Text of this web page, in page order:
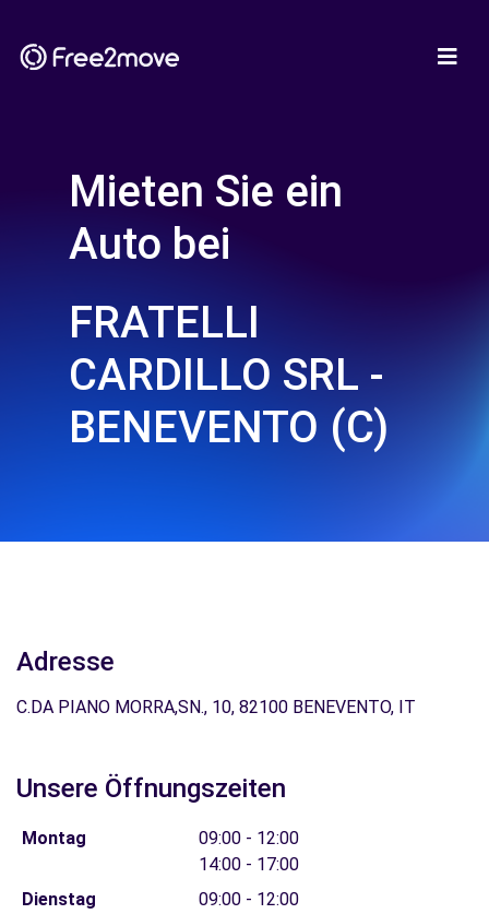
Mieten Sie ein
Auto bei
FRATELLI
CARDILLO SRL -
BENEVENTO (C)
Adresse
C.DA PIANO MORRA,SN., 10, 82100 BENEVENTO, IT
Unsere Öffnungszeiten
Montag
09:00 - 12:00
14:00 - 17:00
Dienstag
09:00 - 12:00